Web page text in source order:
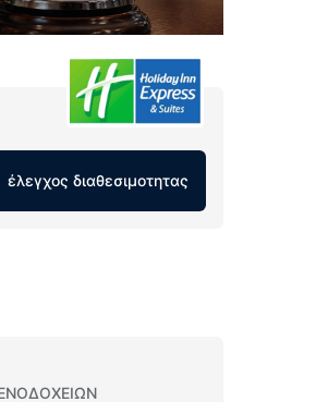
έλεγχος διαθεσιμοτητας